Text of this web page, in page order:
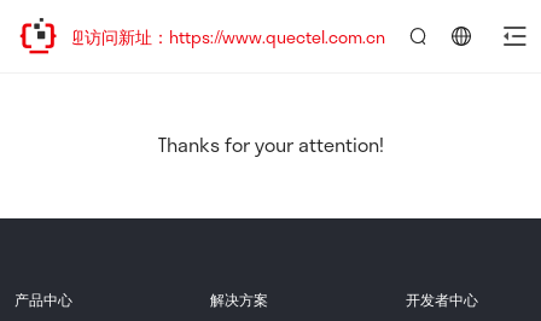
移，欢迎访问新址：https://www.quectel.com.cn
Thanks for your attention!
产品中心 解决方案 开发者中心